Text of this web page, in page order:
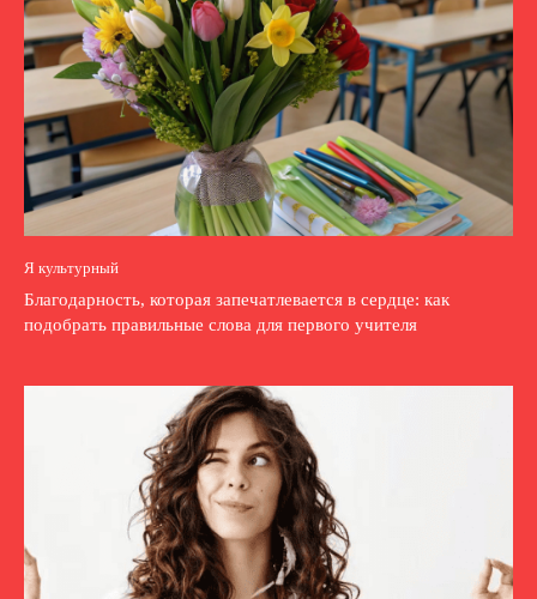
Я культурный
Благодарность, которая запечатлевается в сердце: как
подобрать правильные слова для первого учителя